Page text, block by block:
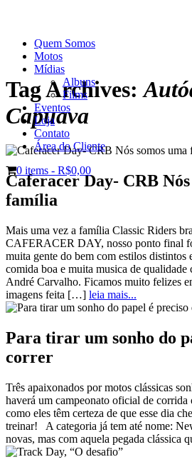
Quem Somos
Motos
Mídias
Albuns
Films
Eventos
Loja
Contato
Área do Cliente
0 items - R$0,00
Tag Archives:
Capuava
Caferacer Day- CRB
família
Mais uma vez a família Classic Riders
CAFERACER DAY, nosso ponto final
muita gente do bem com estilos distintos
comida boa e muita musica de qualidade
André Carvalho. Ficamos muito felizes
imagens feita […] leia mais...
Para tirar um sonho do
correr
Três apaixonados por motos clássicas
haverá um campeonato oficial de corrida
como eles têm certeza de que esse dia
treinar! A categoria já tem até nome:
novas, mas com aquela pegada clássica